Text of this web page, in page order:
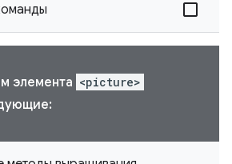
элемента <picture>